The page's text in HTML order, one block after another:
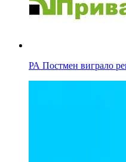
РА Постмен виграло